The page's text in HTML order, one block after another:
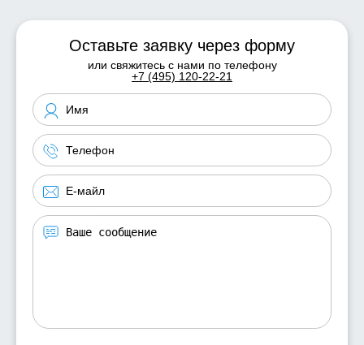
Оставьте заявку через форму
или свяжитесь с нами по телефону
+7 (495) 120-22-21